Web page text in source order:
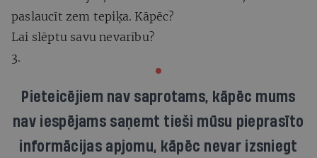
paslaucīt zem tepiķa. Kāpēc?
Lai slēptu savu nevarību?
3.
Pieteicējiem nav saprotams, kāpēc mums
nav iespējams saņemt tieši mūsu pieprasīto
informācijas apjomu, kāpēc nevar izsniegt